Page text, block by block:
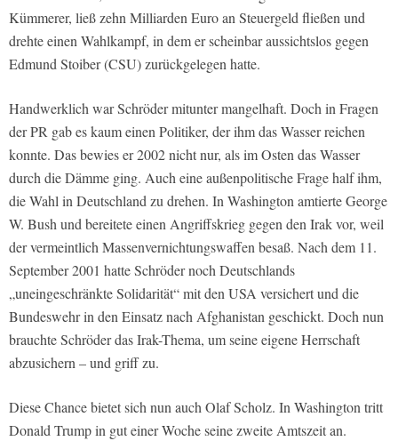
Kümmerer, ließ zehn Milliarden Euro an Steuergeld fließen und
drehte einen Wahlkampf, in dem er scheinbar aussichtslos gegen
Edmund Stoiber (CSU) zurückgelegen hatte.
Handwerklich war Schröder mitunter mangelhaft. Doch in Fragen
der PR gab es kaum einen Politiker, der ihm das Wasser reichen
konnte. Das bewies er 2002 nicht nur, als im Osten das Wasser
durch die Dämme ging. Auch eine außenpolitische Frage half ihm,
die Wahl in Deutschland zu drehen. In Washington amtierte George
W. Bush und bereitete einen Angriffskrieg gegen den Irak vor, weil
der vermeintlich Massenvernichtungswaffen besaß. Nach dem 11.
September 2001 hatte Schröder noch Deutschlands
„uneingeschränkte Solidarität“ mit den USA versichert und die
Bundeswehr in den Einsatz nach Afghanistan geschickt. Doch nun
brauchte Schröder das Irak-Thema, um seine eigene Herrschaft
abzusichern – und griff zu.
Diese Chance bietet sich nun auch Olaf Scholz. In Washington tritt
Donald Trump in gut einer Woche seine zweite Amtszeit an.